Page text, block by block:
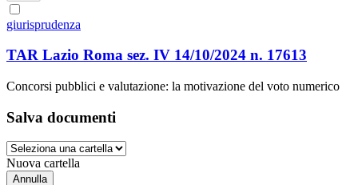
giurisprudenza
TAR Lazio Roma sez. IV 14/10/2024 n. 17613
Concorsi pubblici e valutazione: la motivazione del voto numerico
Salva documenti
Nuova cartella
Annulla